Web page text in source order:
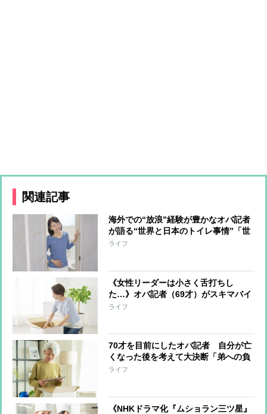
関連記事
海外での“放浪”経験が豊かなオバ記者
が語る“世界と日本のトイレ事情”「世
界から絶賛される日本のトイレが現状
ライフ
《女性リーダーは小さく舌打ちし
た…》オバ記者（69才）がスキマバイ
トに挑戦「私に肉体労働をする資格は
ライフ
70才を目前にしたオバ記者 自分が亡
くなった後を考えて大決断「弟への負
担は最小限にしたい」と“この世の荷
ライフ
《NHKドラマ化『ムショラン三ツ星』